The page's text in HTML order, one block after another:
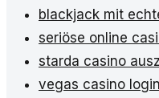
blackjack mit
seriöse online
starda casino
vegas casino login